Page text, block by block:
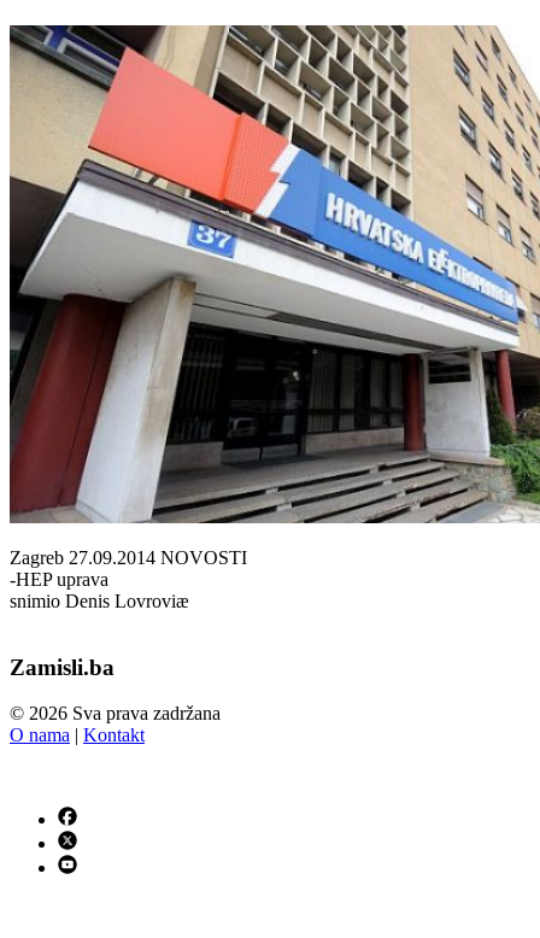
Zagreb 27.09.2014 NOVOSTI
-HEP uprava
snimio Denis Lovroviæ
Zamisli.ba
© 2026 Sva prava zadržana
O nama | Kontakt